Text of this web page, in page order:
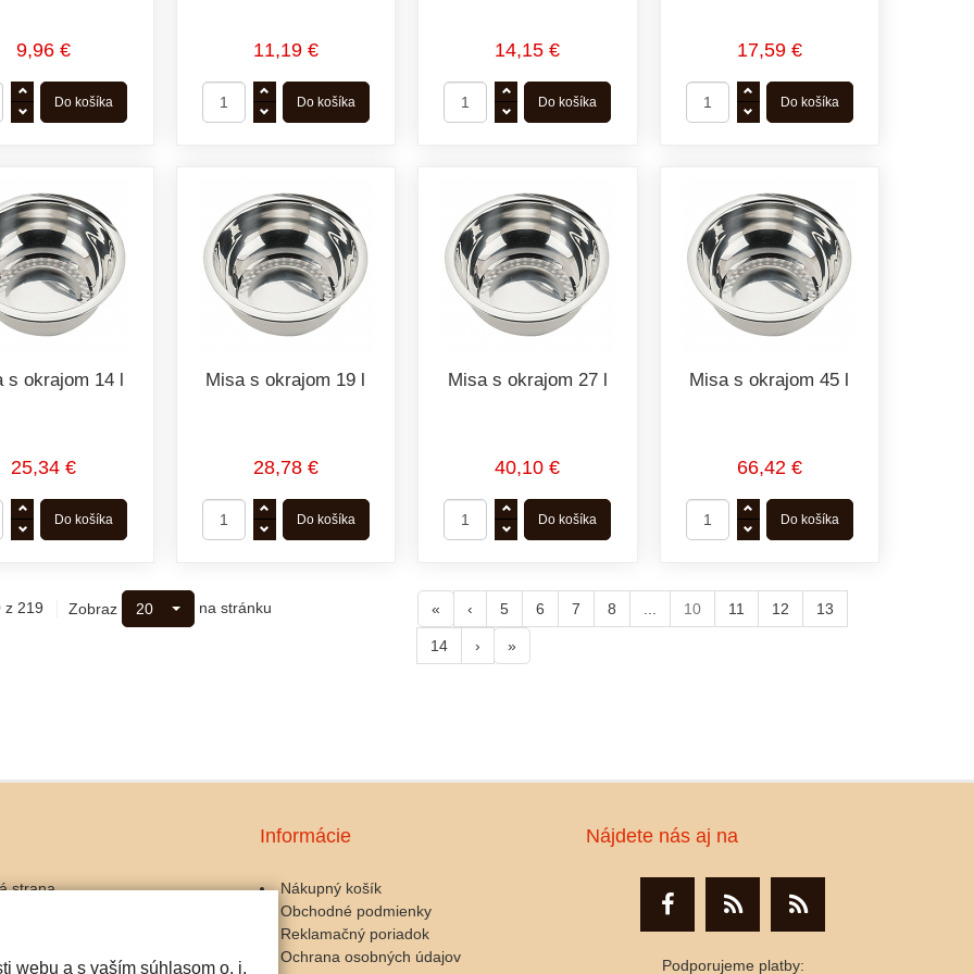
webu a s vaším súhlasom o. i.
9,96 € 11,19 € 14,15 € 17,59 €
s okrajom 14 l
25,34 €
Misa s okrajom 19 l
28,78 €
Misa s okrajom 27 l
40,10 €
Misa s okrajom 45 l
66,42 €
z 219 Zobraz 20 na stránku « ‹ 5 6 7 8 10 11 12 13
14 › »
strana
Informácie
Nákupný košík
Obchodné podmienky
Reklamačný poriadok
Ochrana osobných údajov
Nájdete nás aj na
Podporujeme platby: